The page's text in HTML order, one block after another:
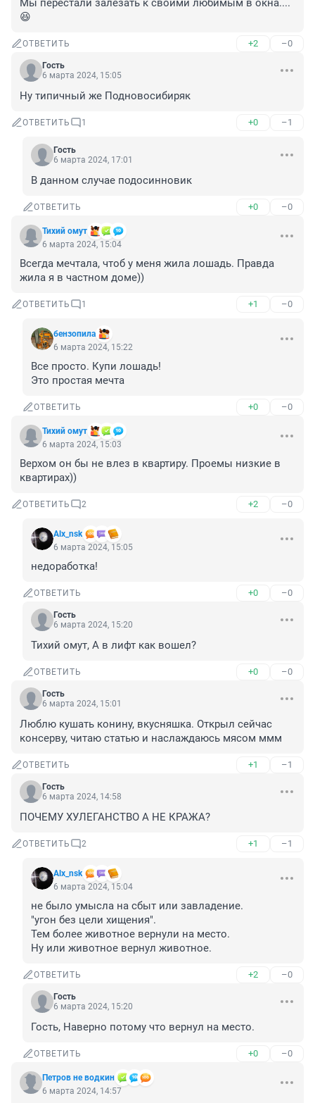
Мы перестали залезать к своими любимым в окна....
😆
ОТВЕТИТЬ +2 –0
Гость
6 марта 2024, 15:05
Ну типичный же Подновосибиряк
ОТВЕТИТЬ 1 +0 –1
Гость
6 марта 2024, 17:01
В данном случае подосинновик
ОТВЕТИТЬ +0 –0
Тихий омут
6 марта 2024, 15:04
Всегда мечтала, чтоб у меня жила лошадь. Правда
жила я в частном доме))
ОТВЕТИТЬ 1 +1 –0
бензопила
6 марта 2024, 15:22
Все просто. Купи лошадь!
Это простая мечта
ОТВЕТИТЬ +0 –0
Тихий омут
6 марта 2024, 15:03
Верхом он бы не влез в квартиру. Проемы низкие в
квартирах))
ОТВЕТИТЬ 2 +2 –0
Alx_nsk
6 марта 2024, 15:05
недоработка!
ОТВЕТИТЬ +0 –0
Гость
6 марта 2024, 15:20
Тихий омут, А в лифт как вошел?
ОТВЕТИТЬ +0 –0
Гость
6 марта 2024, 15:01
Люблю кушать конину, вкусняшка. Открыл сейчас
консерву, читаю статью и наслаждаюсь мясом ммм
ОТВЕТИТЬ +1 –1
Гость
6 марта 2024, 14:58
ПОЧЕМУ ХУЛЕГАНСТВО А НЕ КРАЖА?
ОТВЕТИТЬ 2 +1 –1
Alx_nsk
6 марта 2024, 15:04
не было умысла на сбыт или завладение.
"угон без цели хищения".
Тем более животное вернули на место.
Ну или животное вернул животное.
ОТВЕТИТЬ +2 –0
Гость
6 марта 2024, 15:20
Гость, Наверно потому что вернул на место.
ОТВЕТИТЬ +0 –0
Петров не водкин
6 марта 2024, 14:57